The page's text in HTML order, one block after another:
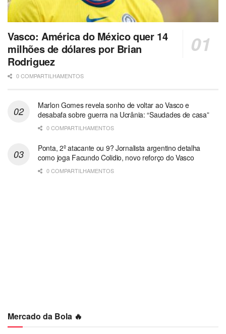
Vasco: América do México quer 14
milhões de dólares por Brian
Rodriguez
0 COMPARTILHAMENTOS
Marlon Gomes revela sonho de voltar ao Vasco e
desabafa sobre guerra na Ucrânia: “Saudades de casa”
0 COMPARTILHAMENTOS
Ponta, 2º atacante ou 9? Jornalista argentino detalha
como joga Facundo Colidio, novo reforço do Vasco
0 COMPARTILHAMENTOS
Mercado da Bola 🔥